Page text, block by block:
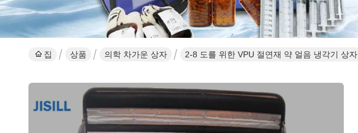
집 상품 의학 차가운 상자 2-8 도를 위한 VPU 절연재 약 얼음 냉각기 상자